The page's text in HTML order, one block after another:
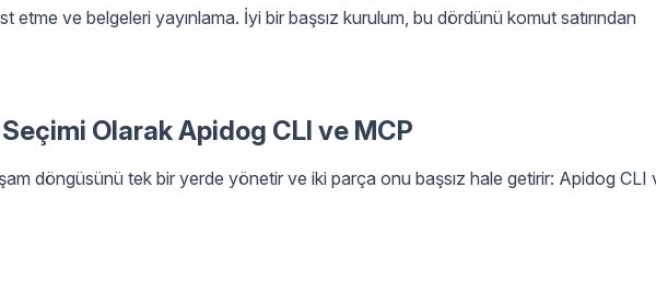
etme ve belgeleri yayınlama. İyi bir başsız kurulum, bu dördünü komut satırından
Seçimi Olarak Apidog CLI ve MCP
döngüsünü tek bir yerde yönetir ve iki parça onu başsız hale getirir: Apidog CLI